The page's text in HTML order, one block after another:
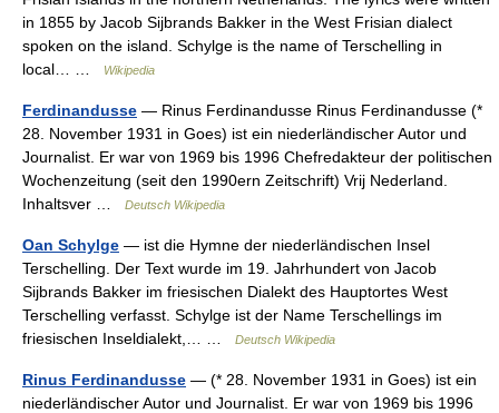
in 1855 by Jacob Sijbrands Bakker in the West Frisian dialect
spoken on the island. Schylge is the name of Terschelling in
local… …
Wikipedia
Ferdinandusse — Rinus Ferdinandusse Rinus Ferdinandusse (*
28. November 1931 in Goes) ist ein niederländischer Autor und
Journalist. Er war von 1969 bis 1996 Chefredakteur der politischen
Wochenzeitung (seit den 1990ern Zeitschrift) Vrij Nederland.
Inhaltsver …
Deutsch Wikipedia
Oan Schylge — ist die Hymne der niederländischen Insel
Terschelling. Der Text wurde im 19. Jahrhundert von Jacob
Sijbrands Bakker im friesischen Dialekt des Hauptortes West
Terschelling verfasst. Schylge ist der Name Terschellings im
friesischen Inseldialekt,… …
Deutsch Wikipedia
Rinus Ferdinandusse — (* 28. November 1931 in Goes) ist ein
niederländischer Autor und Journalist. Er war von 1969 bis 1996